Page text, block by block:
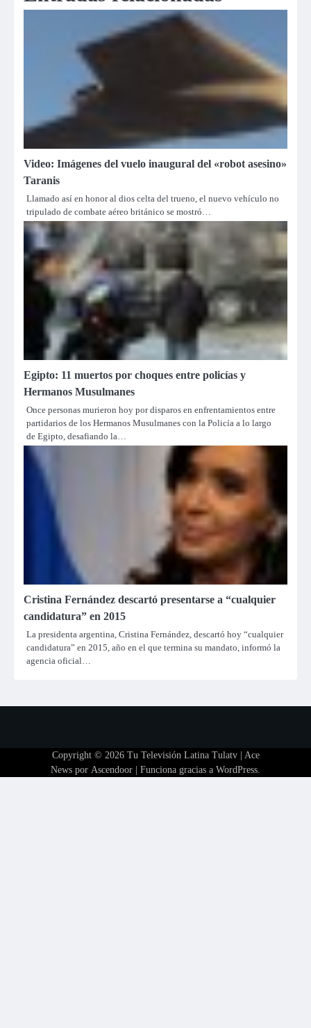
Video: Imágenes del vuelo inaugural del «robot asesino»
Taranis
Llamado así en honor al dios celta del trueno, el nuevo vehículo no
tripulado de combate aéreo británico se mostró…
Egipto: 11 muertos por choques entre policías y
Hermanos Musulmanes
Once personas murieron hoy por disparos en enfrentamientos entre
partidarios de los Hermanos Musulmanes con la Policía a lo largo
de Egipto, desafiando la…
Cristina Fernández descartó presentarse a “cualquier
candidatura” en 2015
La presidenta argentina, Cristina Fernández, descartó hoy “cualquier
candidatura” en 2015, año en el que termina su mandato, informó la
agencia oficial…
Copyright © 2026 Tu Televisión Latina Tulatv| Ace
News por Ascendoor | Funciona gracias a WordPress.